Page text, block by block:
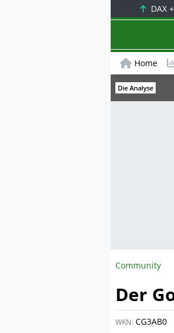
DAX
Home
Die Analyse
Community
Der
WKN: CG3AB0